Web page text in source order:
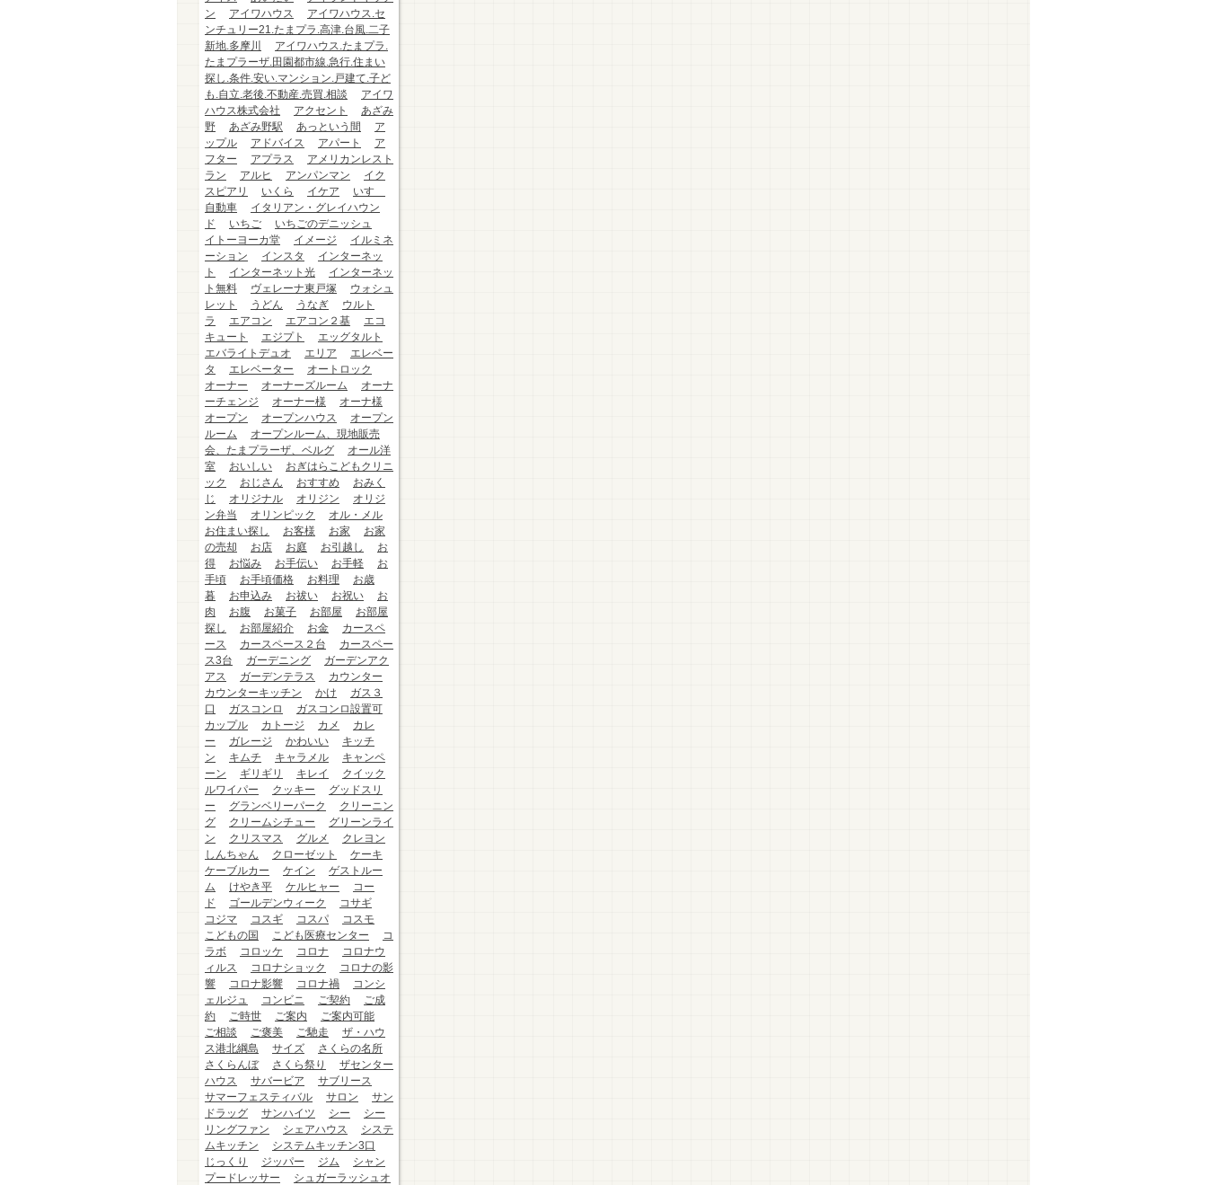
ン
アイワハウス
アイワハウス.セ
ンチュリー21.たまプラ.高津.台風.二子
新地.多摩川
アイワハウス.たまプラ.
たまプラーザ.田園都市線.急行.住まい
探し.条件.安い.マンション.戸建て.子ど
も.自立.老後.不動産.売買.相談
アイワ
ハウス株式会社
アクセント
あざみ
野
あざみ野駅 あっという間
ア
ップル
アドバイス アパート
ア
フター
アプラス
アメリカンレスト
ラン
アルヒ アンパンマン
イク
スピアリ
いくら イケア
いすゞ
自動車
イタリアン・グレイハウン
ド
いちご
いちごのデニッシュ
イトーヨーカ堂
イメージ
イルミネ
ーション
インスタ
インターネッ
ト
インターネット光
インターネッ
ト無料
ヴェレーナ東戸塚
ウォシュ
レット
うどん うなぎ
ウルト
ラ
エアコン エアコン２基
エコ
キュート
エジプト
エッグタルト
エバライトデュオ
エリア
エレベー
タ
エレベーター
オートロック
オーナー
オーナーズルーム
オーナ
ーチェンジ
オーナー様
オーナ様
オープン
オープンハウス
オープン
ルーム
オープンルーム、現地販売
会、たまプラーザ、ベルグ
オール洋
室
おいしい
おぎはらこどもクリニ
ック
おじさん おすすめ
おみく
じ
オリジナル オリジン
オリジ
ン弁当
オリンピック
オル・メル
お住まい探し
お客様 お家
お家
の売却
お店 お庭 お引越し
お
得
お悩み お手伝い お手軽
お
手頃
お手頃価格 お料理
お歳
暮
お申込み お祓い お祝い
お
肉
お腹 お菓子 お部屋
お部屋
探し
お部屋紹介 お金
カースペ
ース
カースペース２台
カースペー
ス3台
ガーデニング
ガーデンアク
アス
ガーデンテラス
カウンター
カウンターキッチン
かけ
ガス３
口
ガスコンロ
ガスコンロ設置可
カップル
カトージ カメ
カレ
ー
ガレージ かわいい
キッチ
ン
キムチ キャラメル
キャンペ
ーン
ギリギリ キレイ
クイック
ルワイパー
クッキー
グッドスリ
ー
グランベリーパーク
クリーニン
グ
クリームシチュー
グリーンライ
ン
クリスマス グルメ
クレヨン
しんちゃん
クローゼット
ケーキ
ケーブルカー
ケイン
ゲストルー
ム
けやき平 ケルヒャー
コー
ド
ゴールデンウィーク
コサギ
コジマ
コスギ コスパ
コスモ
こどもの国
こども医療センター
コ
ラボ
コロッケ コロナ
コロナウ
ィルス
コロナショック
コロナの影
響
コロナ影響 コロナ禍
コンシ
ェルジュ
コンビニ ご契約
ご成
約
ご時世 ご案内
ご案内可能
ご相談
ご褒美 ご馳走
ザ・ハウ
ス港北綱島
サイズ
さくらの名所
さくらんぼ
さくら祭り
ザセンター
ハウス
サバービア
サブリース
サマーフェスティバル
サロン
サン
ドラッグ
サンハイツ シー
シー
リングファン
シェアハウス
システ
ムキッチン
システムキッチン3口
じっくり
ジッパー ジム
シャン
プードレッサー
シュガーラッシュオ